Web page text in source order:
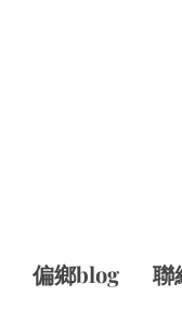
偏鄉blog 聯